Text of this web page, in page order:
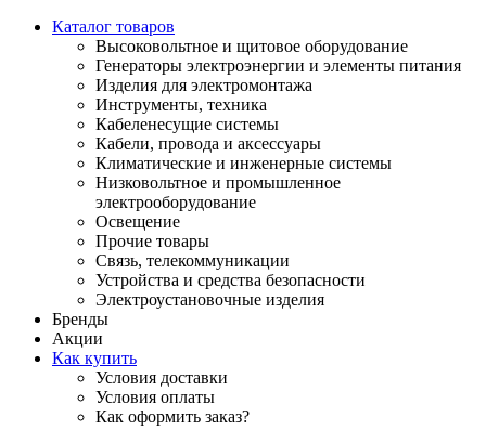
Каталог товаров
Высоковольтное и щитовое оборудование
Генераторы электроэнергии и элементы питания
Изделия для электромонтажа
Инструменты, техника
Кабеленесущие системы
Кабели, провода и аксессуары
Климатические и инженерные системы
Низковольтное и промышленное
электрооборудование
Освещение
Прочие товары
Связь, телекоммуникации
Устройства и средства безопасности
Электроустановочные изделия
Бренды
Акции
Как купить
Условия доставки
Условия оплаты
Как оформить заказ?